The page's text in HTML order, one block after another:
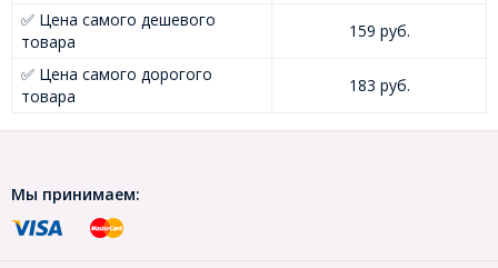
✅ Цена самого дешевого
товара
159 руб.
✅ Цена самого дорогого
товара
183 руб.
Мы принимаем: